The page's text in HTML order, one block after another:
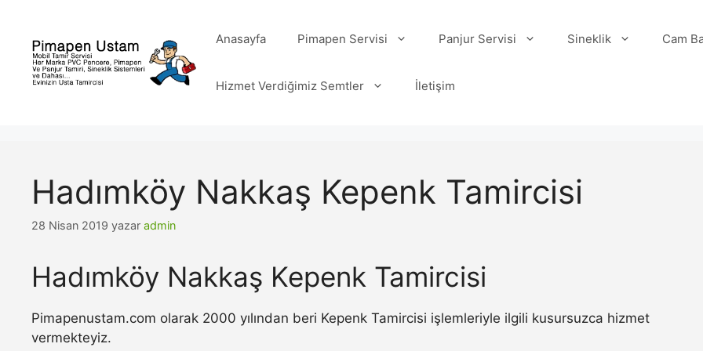
Anasayfa Pimapen Servisi Panjur Servisi Sineklik Cam
Hizmet Verdiğimiz Semtler İletişim
Hadımköy Nakkaş Kepenk Tamircisi
28 Nisan 2019 yazar admin
Hadımköy Nakkaş Kepenk Tamircisi
Pimapenustam.com olarak 2000 yılından beri Kepenk Tamircisi işlemleriyle ilgili kusursuzca hizmet
vermekteyiz.